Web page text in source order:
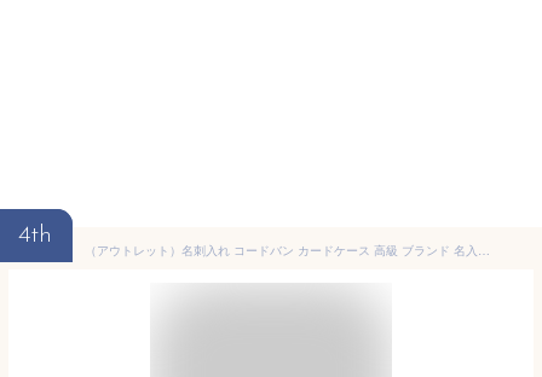
4th
（アウトレット）名刺入れ コードバン カードケース 高級 ブランド 名入れ 刻印 大容量 馬革 シンプル かっこいい メンズ 本革 革 日本製 オイル Tps-036［タバラット］